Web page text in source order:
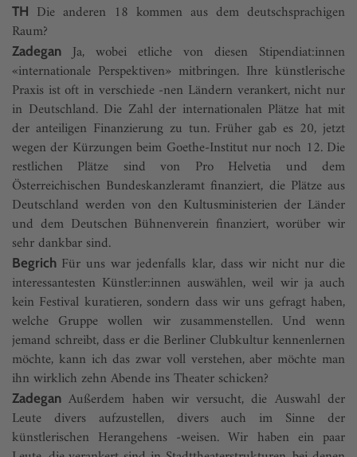
TH Die anderen 18 kommen aus dem deutschsprachigen
Raum?
Zadegan Ja, wobei etliche von diesen Stipendiat:innen
«internationale Perspektiven» mitbringen. Ihre künstlerische
Praxis ist oft in verschiede -nen Ländern verankert, nicht nur
in Deutschland. Die Zahl der internationalen Plätze hat mit
der anteiligen Finanzierung zu tun. Früher gab es 20, jetzt
wegen der Kürzungen beim Goethe-Institut nur noch 12. Die
restlichen Plätze sind von Pro Helvetia und dem
Österreichischen Bundeskanzleramt finanziert, die Plätze aus
Deutschland werden von den Kultusministerien der Länder
und dem Deutschen Bühnenverein finanziert, worüber wir
sehr dankbar sind.
Begrich Für uns war jedenfalls klar, dass wir nicht nur die
interessantesten Künstler:innen auswählen, weil wir ja auch
kein Festival kuratieren, sondern dass wir uns gefragt haben,
welche Gruppe wollen wir zusammenstellen. Und wenn
jemand schreibt, dass er die Berliner Clubkultur kennenlernen
möchte, kann ich das zwar voll verstehen, aber möchte man
ihn wirklich zehn Abende ins Theater schicken?
Zadegan Außerdem haben wir versucht, die Auswahl der
Leute divers aufzustellen, divers auch im Sinne der
künstlerischen Herangehens -weisen. Wir haben ein paar